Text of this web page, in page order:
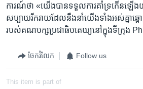
ការណ៍​ថា ​‍«​យើង​បាន​ទទួល​ការ​គាំទ្រ​កើន​ឡើង​
សប្បាយ​រីករាយ​ដែល​នឹង​នាំ​យើងទាំងអស់​គ្នាឆ្ព
របស់​គណបក្ស​ប្រជាធិបតេយ្យ​នៅ​ក្នុង​ទីក្រុង
ចែករំលែក Follow us
This item is part of